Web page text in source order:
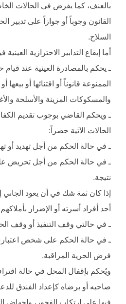
بالعنف، كما يفرض في الحالات
القانون وجوباً أو جوازاً على
السلاح.
أما إيقاع التدابير الاحترازية
ـ يحكم بالمصادرة العينية عند قيام
الممنوعة قانوناً أو اقتنائها أو
والمسكوكات المزينة والأسلحة
ـ ويحكم القاضي بوجوب تقديم
الحالات الآتية حصراً:
ـ في حالة الحكم من أجل تهديد أو
ـ في حالة الحكم من أجل تحريض
نتيجة.
إذا كان ثمة شك في أن يعود الجاني
أحد أفراد أسرته أو الإضرار
ـ في حالتي وقف التنفيذ أو وقف
ـ في حالة الحكم على شخص
فرض الحرية المراقبة.
ويُحكم بإقفال المحل في حالة
صاحبه أو برضاه كإعداد الفندق
فيها على ارتكاب الفجور، وإجهاض